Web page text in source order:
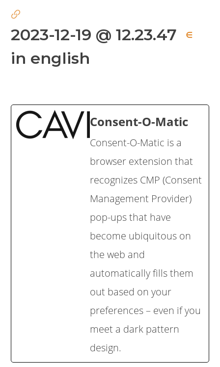
2023-12-19 @ 12.23.47 ∈
in english
Consent-O-Matic
Consent-O-Matic is a
browser extension that
recognizes CMP (Consent
Management Provider)
pop-ups that have
become ubiquitous on
the web and
automatically fills them
out based on your
preferences – even if you
meet a dark pattern
design.